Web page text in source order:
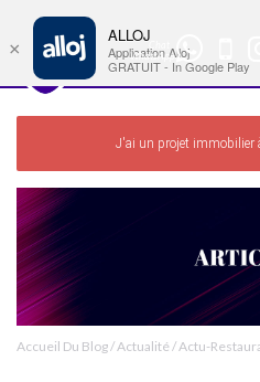
WhatsApp
J'ai un projet immobilier
Accueil Du Blog/Actualité /Actu-
×
ALLOJ
Application Alloj
GRATUIT - In Google Play